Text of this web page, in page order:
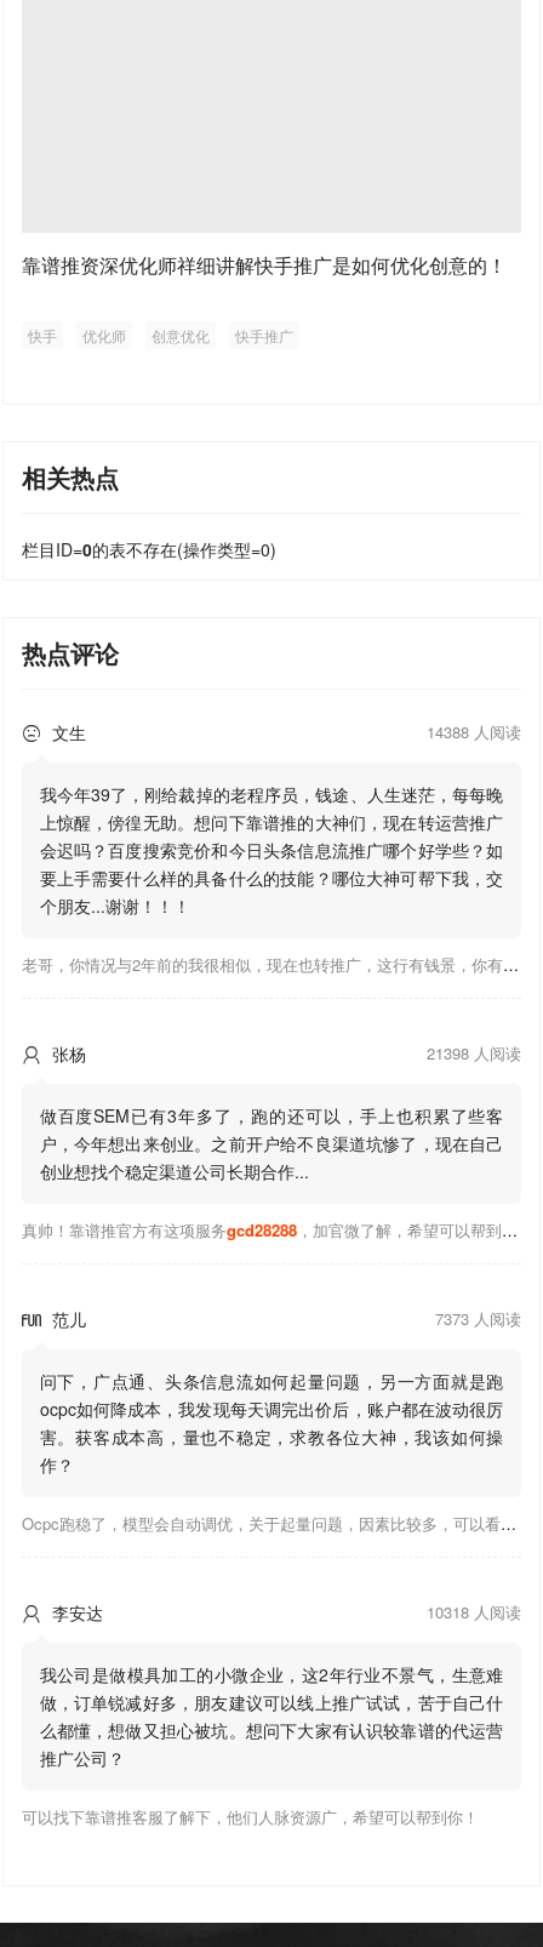
靠谱推资深优化师祥细讲解快手推广是如何优化创意的！
快手 优化师 创意优化 快手推广
相关热点
栏目ID=0的表不存在(操作类型=0)
热点评论
 文生 14388 人阅读
我今年39了，刚给裁掉的老程序员，钱途、人生迷茫，每每晚
上惊醒，傍徨无助。想问下靠谱推的大神们，现在转运营推广
会迟吗？百度搜索竞价和今日头条信息流推广哪个好学些？如
要上手需要什么样的具备什么的技能？哪位大神可帮下我，交
个朋友...谢谢！！！
老哥，你情况与2年前的我很相似，现在也转推广，这行有钱景，你有基础上手会比较快，不必担心。至于学竞价还是信息流哪个好，我是信息流广告入手，现在迷上靠谱推关注大神们的营销推广干货。有空你也可多泡下这站，真能学到不少东西；希望可以帮到你！
 张杨 21398 人阅读
做百度SEM已有3年多了，跑的还可以，手上也积累了些客
户，今年想出来创业。之前开户给不良渠道坑惨了，现在自己
创业想找个稳定渠道公司长期合作...
真帅！靠谱推官方有这项服务gcd28288，加官微了解，希望可以帮到你！
 范儿 7373 人阅读
问下，广点通、头条信息流如何起量问题，另一方面就是跑
ocpc如何降成本，我发现每天调完出价后，账户都在波动很厉
害。获客成本高，量也不稳定，求教各位大神，我该如何操
作？
Ocpc跑稳了，模型会自动调优，关于起量问题，因素比较多，可以看下靠谱推大神出的干货文章，都是经验总结，应该可以找到对应解决。
 李安达 10318 人阅读
我公司是做模具加工的小微企业，这2年行业不景气，生意难
做，订单锐减好多，朋友建议可以线上推广试试，苦于自己什
么都懂，想做又担心被坑。想问下大家有认识较靠谱的代运营
推广公司？
可以找下靠谱推客服了解下，他们人脉资源广，希望可以帮到你！